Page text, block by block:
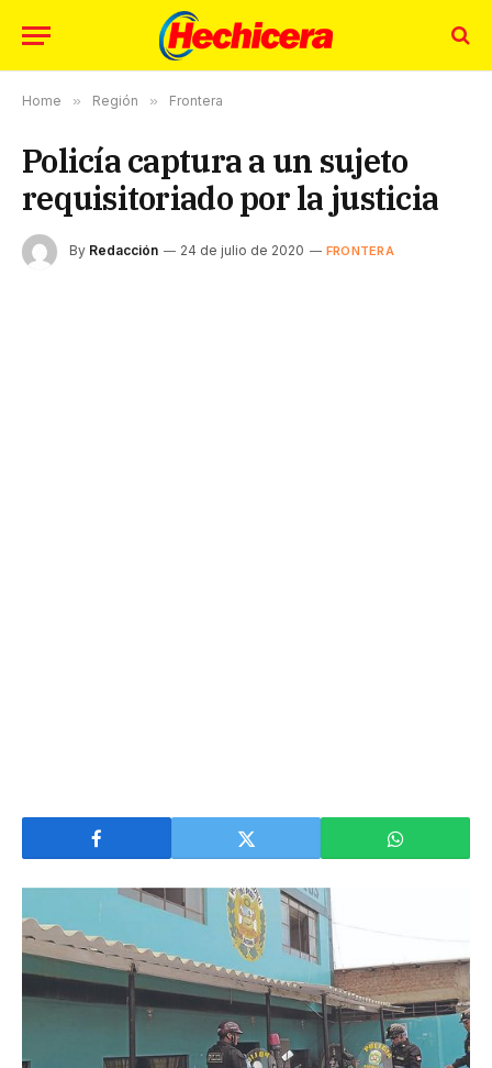
Home » Región » Frontera
Policía captura a un sujeto
requisitoriado por la justicia
By Redacción 24 de julio de 2020 FRONTERA